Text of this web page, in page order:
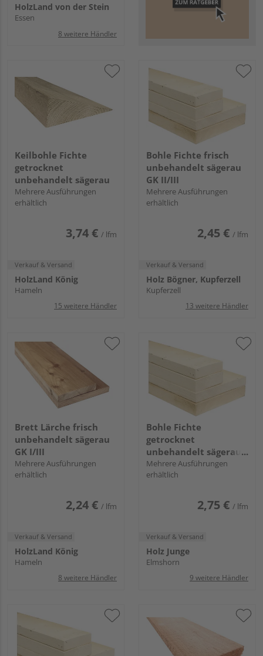
HolzLand von der Stein
Essen
8 weitere Händler
Keilbohle Fichte
getrocknet
unbehandelt sägerau
Mehrere Ausführungen
erhältlich
3,74 € / lfm
Verkauf & Versand
HolzLand König
Hameln
15 weitere Händler
Bohle Fichte frisch
unbehandelt sägerau
GK II/III
Mehrere Ausführungen
erhältlich
2,45 € / lfm
Verkauf & Versand
Holz Bögner, Kupferzell
Kupferzell
13 weitere Händler
Brett Lärche frisch
unbehandelt sägerau
GK I/III
Mehrere Ausführungen
erhältlich
2,24 € / lfm
Verkauf & Versand
HolzLand König
Hameln
8 weitere Händler
Bohle Fichte
getrocknet
unbehandelt sägerau
GK II/III
Mehrere Ausführungen
erhältlich
2,75 € / lfm
Verkauf & Versand
Holz Junge
Elmshorn
9 weitere Händler